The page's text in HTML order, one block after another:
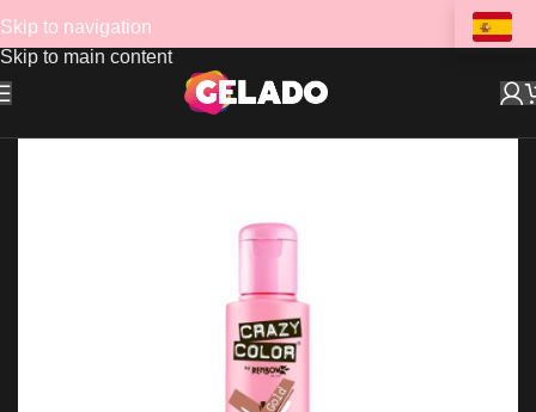
Skip to navigation
Skip to main content